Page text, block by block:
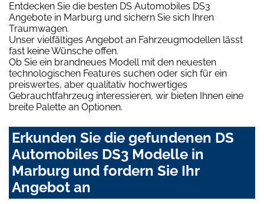
Entdecken Sie die besten DS Automobiles DS3
Angebote in Marburg und sichern Sie sich Ihren
Traumwagen.
Unser vielfältiges Angebot an Fahrzeugmodellen lässt
fast keine Wünsche offen.
Ob Sie ein brandneues Modell mit den neuesten
technologischen Features suchen oder sich für ein
preiswertes, aber qualitativ hochwertiges
Gebrauchtfahrzeug interessieren, wir bieten Ihnen eine
breite Palette an Optionen.
Erkunden Sie die gefundenen DS
Automobiles DS3 Modelle in
Marburg und fordern Sie Ihr
Angebot an